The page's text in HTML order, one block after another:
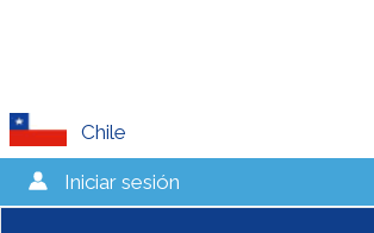
Chile
Iniciar sesión